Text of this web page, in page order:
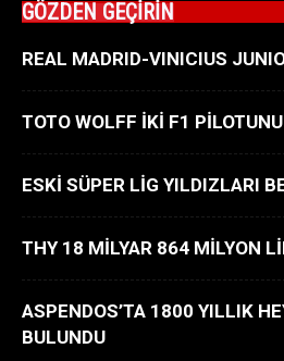
GÖZDEN GEÇİRİN
REAL MADRID-VINICIUS
TOTO WOLFF İKİ F1
ESKİ SÜPER LİG YILDIZLARI
THY 18 MİLYAR 864 MİLYON
ASPENDOS’TA 1800 YILLIK
BULUNDU